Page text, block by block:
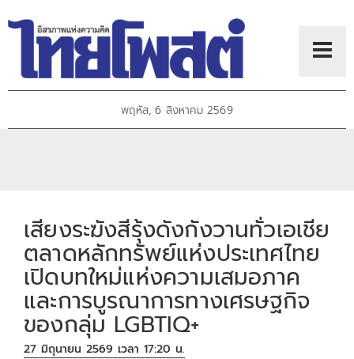
พฤหัส, 6 สิงหาคม 2569
เสียงระฆังสีรุ้งดังกังวานทั่วเอเชีย
ตลาดหลักทรัพย์แห่งประเทศไทย
เปิดบทใหม่แห่งความเสมอภาค
และการบูรณาการทางเศรษฐกิจ
ของกลุ่ม LGBTIQ+
27 มิถุนายน 2569 เวลา 17:20 น.